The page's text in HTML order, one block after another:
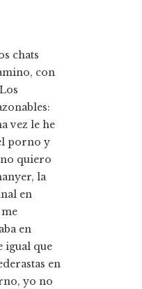
chats
con
vez le he
porno y
quiero
la
en
en
igual que
en
yo no